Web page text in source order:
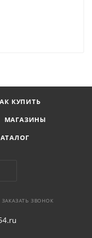
КУПИТЬ
МАГАЗИНЫ
ЗАКАЗАТЬ ЗВОНОК